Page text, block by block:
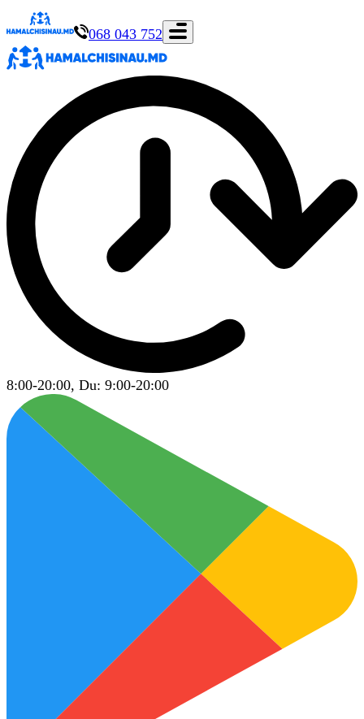
068 043 752
8:00-20:00, Du: 9:00-20:00